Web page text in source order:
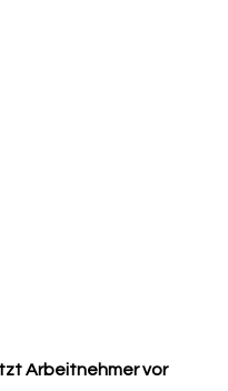
Arbeitnehmer vor